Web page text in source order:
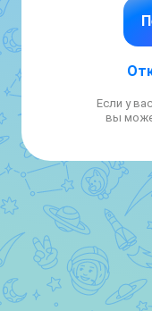
Красная
символ,
солдат и
Если у
вы